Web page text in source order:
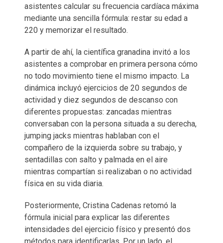
asistentes calcular su frecuencia cardíaca máxima
mediante una sencilla fórmula: restar su edad a
220 y memorizar el resultado.
A partir de ahí, la científica granadina invitó a los
asistentes a comprobar en primera persona cómo
no todo movimiento tiene el mismo impacto. La
dinámica incluyó ejercicios de 20 segundos de
actividad y diez segundos de descanso con
diferentes propuestas: zancadas mientras
conversaban con la persona situada a su derecha,
jumping jacks mientras hablaban con el
compañero de la izquierda sobre su trabajo, y
sentadillas con salto y palmada en el aire
mientras compartían si realizaban o no actividad
física en su vida diaria.
Posteriormente, Cristina Cadenas retomó la
fórmula inicial para explicar las diferentes
intensidades del ejercicio físico y presentó dos